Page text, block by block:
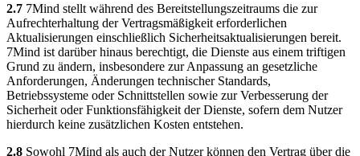
2.7 7Mind stellt während des Bereitstellungszeitraums die zur
Aufrechterhaltung der Vertragsmäßigkeit erforderlichen
Aktualisierungen einschließlich Sicherheitsaktualisierungen bereit.
7Mind ist darüber hinaus berechtigt, die Dienste aus einem triftigen
Grund zu ändern, insbesondere zur Anpassung an gesetzliche
Anforderungen, Änderungen technischer Standards,
Betriebssysteme oder Schnittstellen sowie zur Verbesserung der
Sicherheit oder Funktionsfähigkeit der Dienste, sofern dem Nutzer
hierdurch keine zusätzlichen Kosten entstehen.
2.8 Sowohl 7Mind als auch der Nutzer können den Vertrag über die